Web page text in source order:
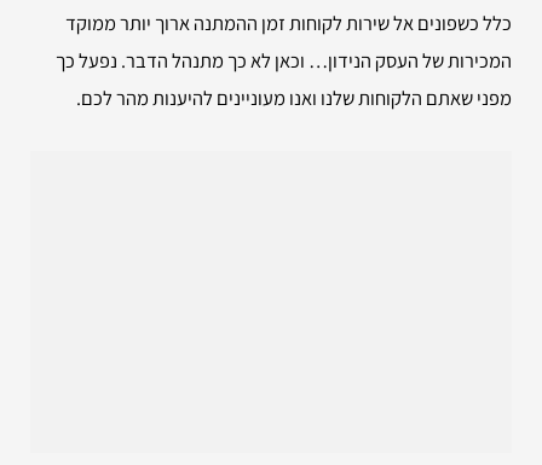
כלל כשפונים אל שירות לקוחות זמן ההמתנה ארוך יותר ממוקד
המכירות של העסק הנידון… וכאן לא כך מתנהל הדבר. נפעל כך
מפני שאתם הלקוחות שלנו ואנו מעוניינים להיענות מהר לכם.